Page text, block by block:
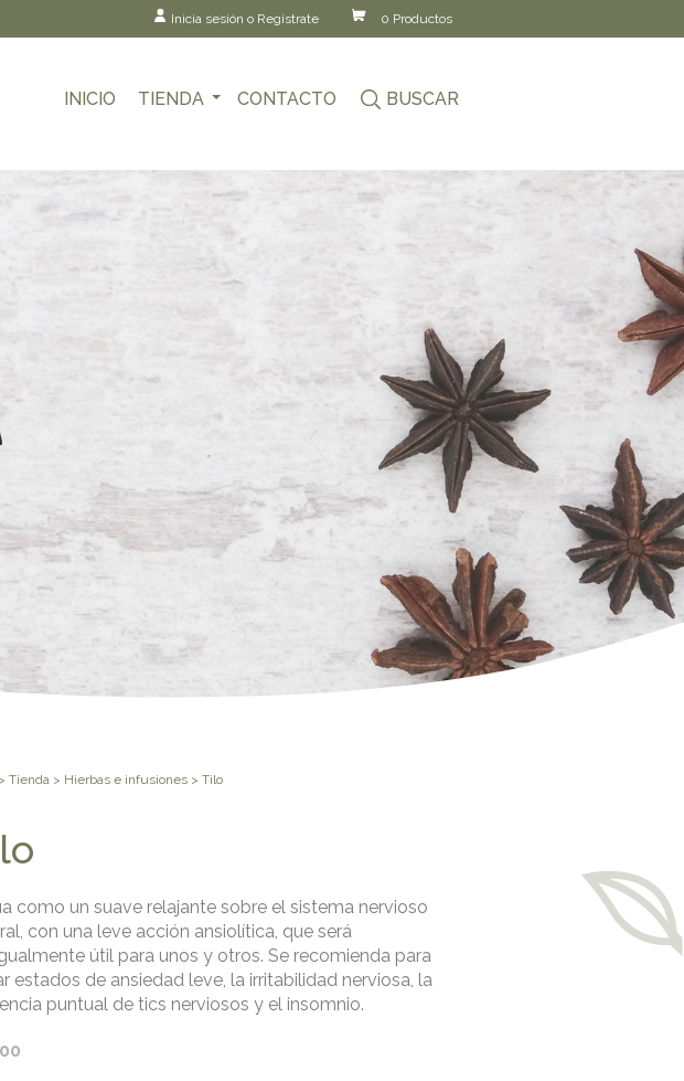
Inicia sesión o Regístrate 0 Productos
INICIO TIENDA CONTACTO BUSCAR
Tienda> Hierbas e infusiones> Tilo
como un suave relajante sobre el sistema nervioso
con una leve acción ansiolítica, que será
útil para unos y otros. Se recomienda para
estados de ansiedad leve, la irritabilidad nerviosa, la
puntual de tics nerviosos y el insomnio.